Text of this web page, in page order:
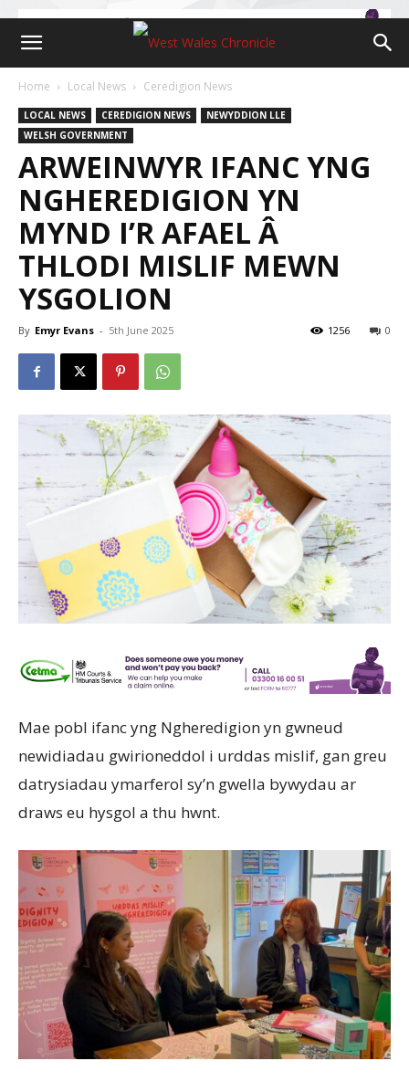
Home Local News Ceredigion News
LOCAL NEWS CEREDIGION NEWS
NEWYDDION LLE
WELSH GOVERNMENT
ARWEINWYR IFANC YNG
NGHEREDIGION YN
MYND I’R AFAEL Â
THLODI MISLIF MEWN
YSGOLION
By Emyr Evans - 5th June 2025 0
1256
Mae pobl ifanc yng Ngheredigion yn gwneud
newidiadau gwirioneddol i urddas mislif, gan greu
datrysiadau ymarferol sy’n gwella bywydau ar
draws eu hysgol a thu hwnt.